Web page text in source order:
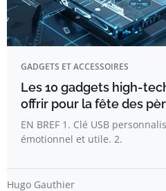
GADGETS ET ACCESSOIRES
Les 10 gadgets high-
offrir pour la fête des
EN BREF 1. Clé USB
émotionnel et utile. 2.
Hugo Gauthier